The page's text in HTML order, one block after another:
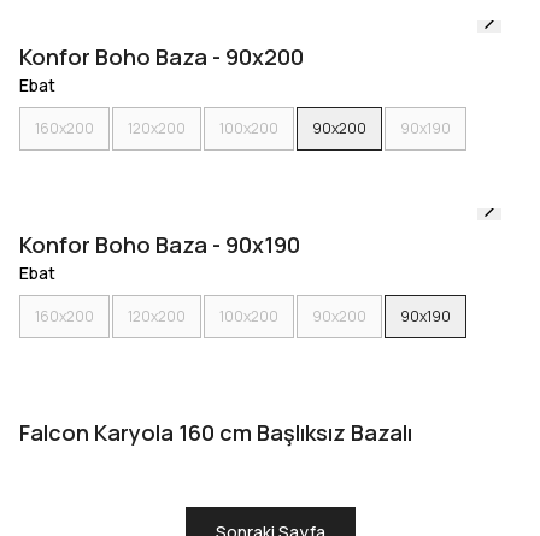
Konfor Boho Baza - 90x200
Ebat
160x200 120x200 100x200 90x200 90x190
Konfor Boho Baza - 90x190
Ebat
160x200 120x200 100x200 90x200 90x190
Falcon Karyola 160 cm Başlıksız Bazalı